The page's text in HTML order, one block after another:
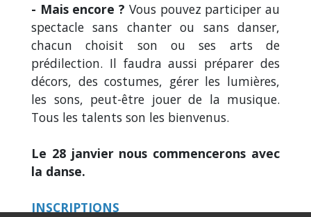
- Mais encore ? Vous pouvez participer au
spectacle sans chanter ou sans danser,
chacun choisit son ou ses arts de
prédilection. Il faudra aussi préparer des
décors, des costumes, gérer les lumières,
les sons, peut-être jouer de la musique.
Tous les talents son les bienvenus.
Le 28 janvier nous commencerons avec
la danse.
INSCRIPTIONS